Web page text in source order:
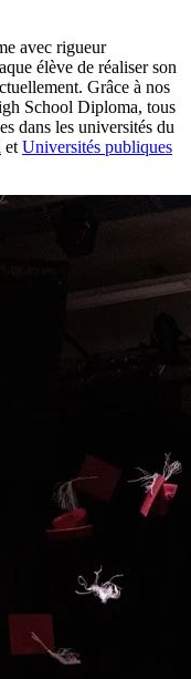
avec rigueur
élève de réaliser son
Grâce à nos
School Diploma, tous
dans les universités du
et Universités publiques